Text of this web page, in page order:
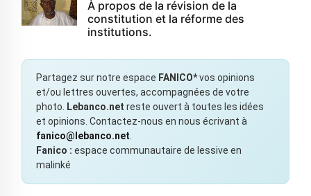
À propos de la révision de la
constitution et la réforme des
institutions.
Partagez sur notre espace FANICO*vos opinions
et/ou lettres ouvertes, accompagnées de votre
photo.
Lebanco.net reste ouvert à toutes les idées
et opinions. Contactez-nous en nous écrivant à
fanico@lebanco.net
Fanico : espace communautaire de lessive en
malinké